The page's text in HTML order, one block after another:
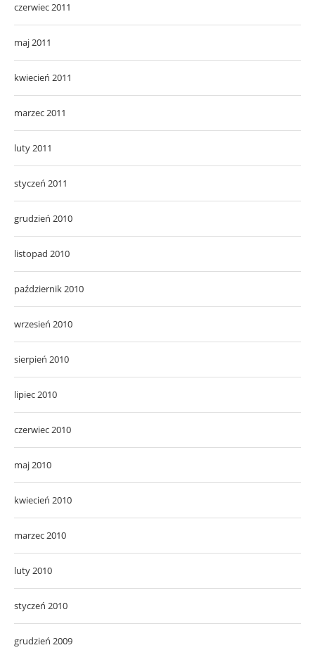
czerwiec 2011
maj 2011
kwiecień 2011
marzec 2011
luty 2011
styczeń 2011
grudzień 2010
listopad 2010
październik 2010
wrzesień 2010
sierpień 2010
lipiec 2010
czerwiec 2010
maj 2010
kwiecień 2010
marzec 2010
luty 2010
styczeń 2010
grudzień 2009